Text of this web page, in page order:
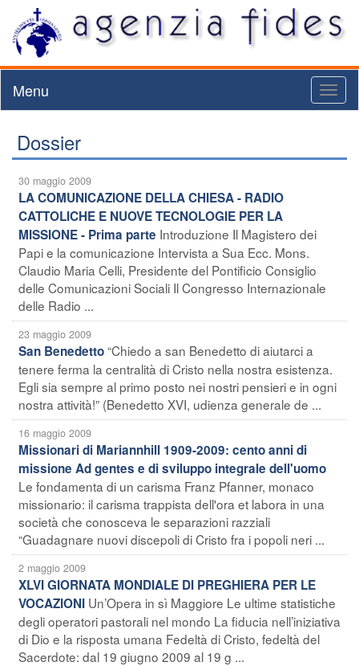
Menu
Dossier
30 maggio 2009
LA COMUNICAZIONE DELLA CHIESA - RADIO
CATTOLICHE E NUOVE TECNOLOGIE PER LA
MISSIONE - Prima parte Introduzione Il Magistero dei
Papi e la comunicazione Intervista a Sua Ecc. Mons.
Claudio Maria Celli, Presidente del Pontificio Consiglio
delle Comunicazioni Sociali Il Congresso Internazionale
delle Radio ...
23 maggio 2009
San Benedetto“Chiedo a san Benedetto di aiutarci a
tenere ferma la centralità di Cristo nella nostra esistenza.
Egli sia sempre al primo posto nei nostri pensieri e in ogni
nostra attività!” (Benedetto XVI, udienza generale de ...
16 maggio 2009
Missionari di Mariannhill 1909-2009: cento anni di
missione Ad gentes e di sviluppo integrale dell'uomo
Le fondamenta di un carisma Franz Pfanner, monaco
missionario: il carisma trappista dell'ora et labora in una
società che conosceva le separazioni razziali
“Guadagnare nuovi discepoli di Cristo fra i popoli neri ...
2 maggio 2009
XLVI GIORNATA MONDIALE DI PREGHIERA PER LE
VOCAZIONI Un’Opera in sì Maggiore Le ultime statistiche
degli operatori pastorali nel mondo La fiducia nell’iniziativa
di Dio e la risposta umana Fedeltà di Cristo, fedeltà del
Sacerdote: dal 19 giugno 2009 al 19 g ...